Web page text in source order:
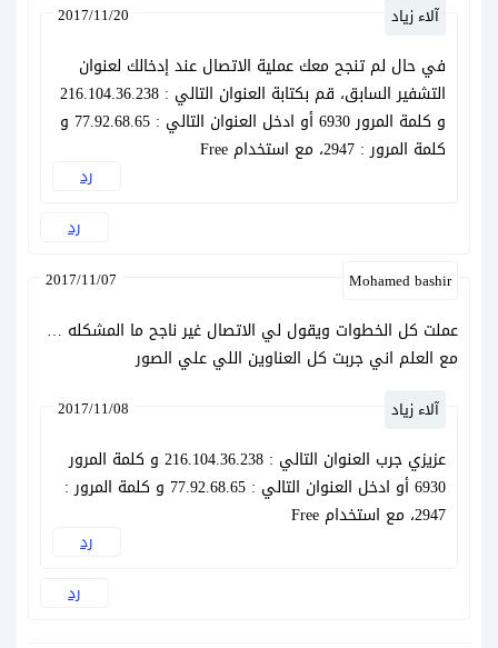
رد
آلاء زياد 2017/11/20
في حال لم تنجح معك عملية الاتصال عند إدخالك لعنوان
التشفير السابق، قم بكتابة العنوان التالي : 216.104.36.238
و كلمة المرور 6930 أو ادخل العنوان التالي : 77.92.68.65 و
كلمة المرور : 2947، مع استخدام Free
رد
Mohamed bashir
2017/11/07
عملت كل الخطوات ويقول لي الاتصال غير ناجح ما المشكله …
مع العلم اني جربت كل العناوين اللي علي الصور
رد
آلاء زياد 2017/11/08
عزيزي جرب العنوان التالي : 216.104.36.238 و كلمة المرور
6930 أو ادخل العنوان التالي : 77.92.68.65 و كلمة المرور :
2947، مع استخدام Free
رد